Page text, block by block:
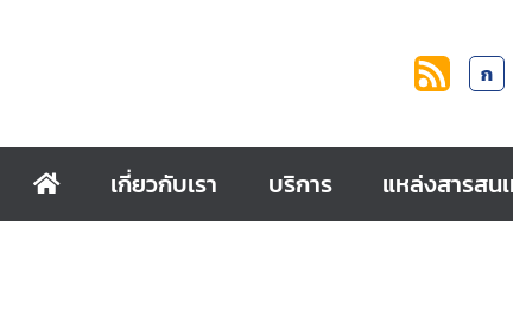
ก
เกี่ยวกับเรา บริการ แหล่งสารสน